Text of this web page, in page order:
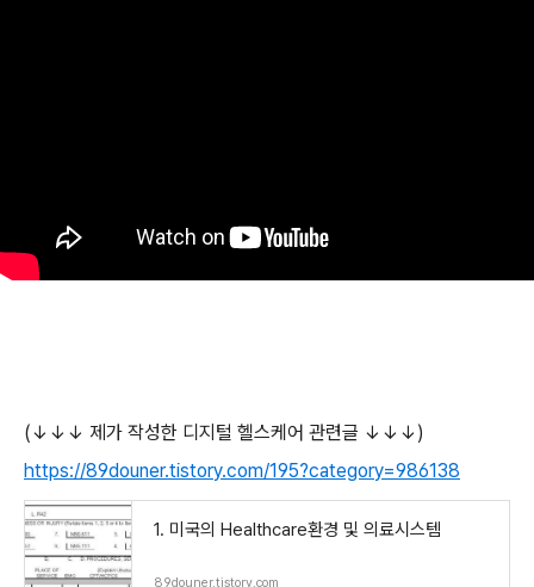
(↓↓↓ 제가 작성한 디지털 헬스케어 관련글 ↓↓↓)
https://89douner.tistory.com/195?category=986138
1. 미국의 Healthcare환경 및 의료시스템
89douner.tistory.com